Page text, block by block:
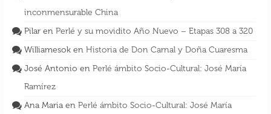
inconmensurable China
Pilar en Perlé y su movidito Año Nuevo – Etapas 308 a 320
Williamesok en Historia de Don Carnal y Doña Cuaresma
José Antonio en Perlé ámbito Socio-Cultural: José María
Ramírez
Ana Maria en Perlé ámbito Socio-Cultural: José María